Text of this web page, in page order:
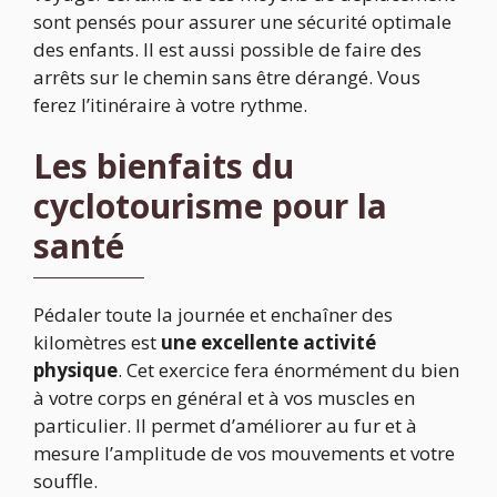
sont pensés pour assurer une sécurité optimale
des enfants. Il est aussi possible de faire des
arrêts sur le chemin sans être dérangé. Vous
ferez l’itinéraire à votre rythme.
Les bienfaits du
cyclotourisme pour la
santé
Pédaler toute la journée et enchaîner des
kilomètres est une excellente activité
physique. Cet exercice fera énormément du bien
à votre corps en général et à vos muscles en
particulier. Il permet d’améliorer au fur et à
mesure l’amplitude de vos mouvements et votre
souffle.